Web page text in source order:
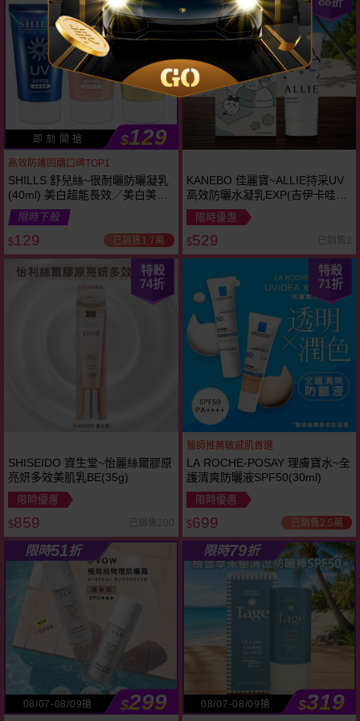
即 刻 開 搶 $129
高效防護回購口碑TOP1
SHILLS 舒兒絲~很耐曬防曬凝乳
(40ml) 美白超能長效／美白美肌
柔護／清透水潤 款式可選
限時下殺
$129 已銷售1.7萬
KANEBO 佳麗寶~ALLIE持采UV
高效防曬水凝乳EXP(吉伊卡哇限
定包裝)SPF50+ PA++++(90g)
限時優惠
$529 已銷售2
特殺
74折
SHISEIDO 資生堂~怡麗絲爾膠原
亮妍多效美肌乳BE(35g)
限時優惠
$859 已銷售200
特殺
71折
醫師推薦敏感肌首選
LA ROCHE-POSAY 理膚寶水~全
護清爽防曬液SPF50(30ml)
限時優惠
$699 已銷售2.5萬
限時51折
08/07-08/09搶 $299
限時79折
08/07-08/09搶 $319